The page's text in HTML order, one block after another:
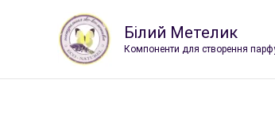
содержимому
Білий Метелик
Компоненти для створення